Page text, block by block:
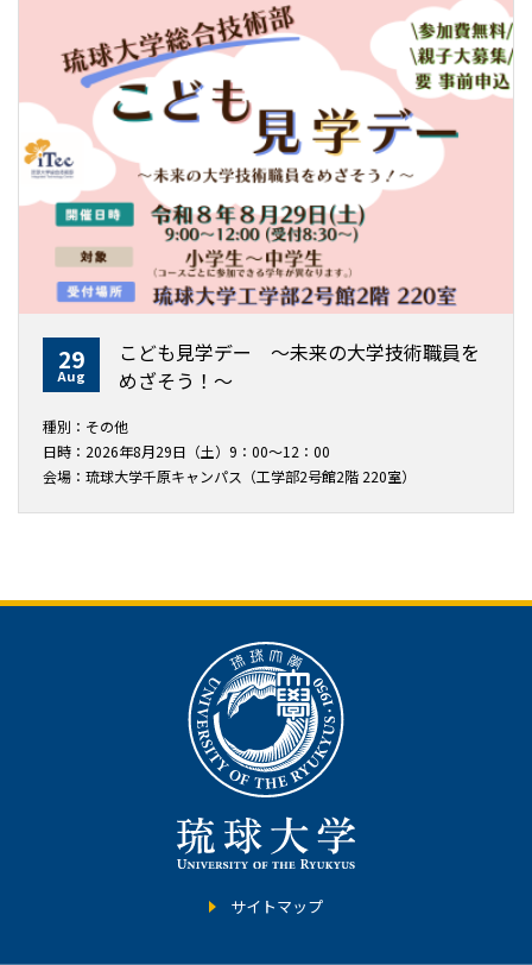
29
Aug
こども見学デー ～未来の大学技術職員を
めざそう！〜
種別：その他
日時：2026年8月29日（土）9：00～12：00
会場：琉球大学千原キャンパス（工学部2号館2階 220室）
サイトマップ